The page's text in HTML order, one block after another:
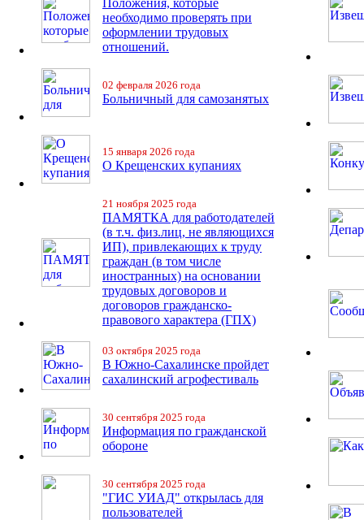
Положения, которые
необходимо проверять при
оформлении трудовых
отношений.
02 февраля 2026 года
Больничный для самозанятых
15 января 2026 года
О Крещенских купаниях
21 ноября 2025 года
ПАМЯТКА для работодателей
(в т.ч. физ.лиц, не являющихся
ИП), привлекающих к труду
граждан (в том числе
иностранных) на основании
трудовых договоров и
договоров гражданско-
правового характера (ГПХ)
03 октября 2025 года
В Южно-Сахалинске пройдет
сахалинский агрофестиваль
30 сентября 2025 года
Информация по гражданской
обороне
30 сентября 2025 года
"ГИС УИАД" открылась для
пользователей